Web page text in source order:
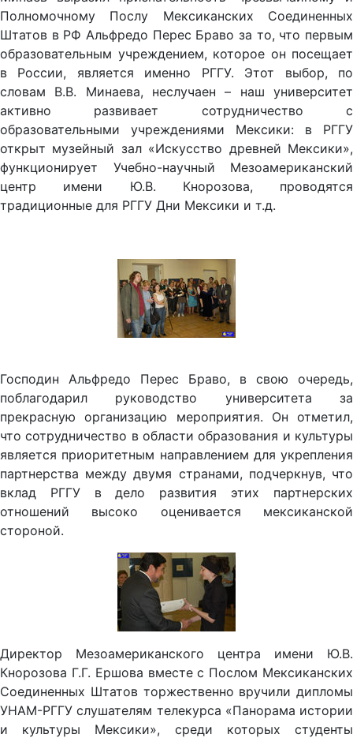
Полномочному Послу Мексиканских Соединенных
Штатов в РФ Альфредо Перес Браво за то, что первым
образовательным учреждением, которое он посещает
в России, является именно РГГУ. Этот выбор, по
словам В.В. Минаева, неслучаен – наш университет
активно развивает сотрудничество с
образовательными учреждениями Мексики: в РГГУ
открыт музейный зал «Искусство древней Мексики»,
функционирует Учебно-научный Мезоамериканский
центр имени Ю.В. Кнорозова, проводятся
традиционные для РГГУ Дни Мексики и т.д.
Господин Альфредо Перес Браво, в свою очередь,
поблагодарил руководство университета за
прекрасную организацию мероприятия. Он отметил,
что сотрудничество в области образования и культуры
является приоритетным направлением для укрепления
партнерства между двумя странами, подчеркнув, что
вклад РГГУ в дело развития этих партнерских
отношений высоко оценивается мексиканской
стороной.
Директор Мезоамериканского центра имени Ю.В.
Кнорозова Г.Г. Ершова вместе с Послом Мексиканских
Соединенных Штатов торжественно вручили дипломы
УНАМ-РГГУ слушателям телекурса «Панорама истории
и культуры Мексики», среди которых студенты